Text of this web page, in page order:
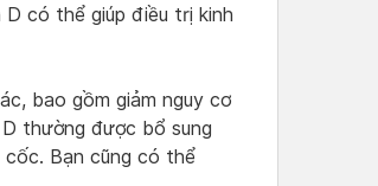
có thể giúp điều trị kinh
bao gồm giảm nguy cơ
thường được bổ sung
Bạn cũng có thể